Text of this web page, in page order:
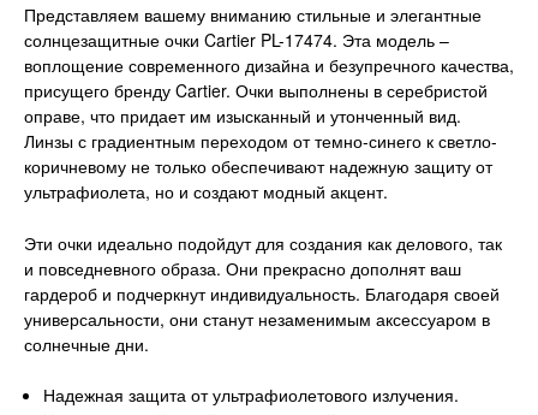
Представляем вашему вниманию стильные и элегантные
солнцезащитные очки Cartier PL-17474. Эта модель –
воплощение современного дизайна и безупречного качества,
присущего бренду Cartier. Очки выполнены в серебристой
оправе, что придает им изысканный и утонченный вид.
Линзы с градиентным переходом от темно-синего к светло-
коричневому не только обеспечивают надежную защиту от
ультрафиолета, но и создают модный акцент.
Эти очки идеально подойдут для создания как делового, так
и повседневного образа. Они прекрасно дополнят ваш
гардероб и подчеркнут индивидуальность. Благодаря своей
универсальности, они станут незаменимым аксессуаром в
солнечные дни.
Надежная защита от ультрафиолетового излучения.